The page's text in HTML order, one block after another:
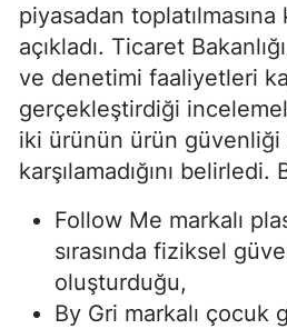
piyasadan
açıkladı. Ticaret
ve denetimi faaliyetleri
gerçekleştirdiği
iki ürünün ürün güvenliği
karşılamadığını belirledi.
Follow Me markalı
sırasında fiziksel
oluşturduğu,
By Gri markalı çocuk